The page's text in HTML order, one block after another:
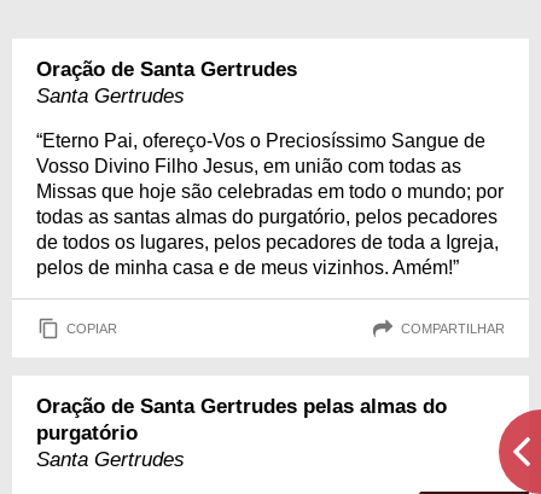
Oração de Santa Gertrudes
Santa Gertrudes
“Eterno Pai, ofereço-Vos o Preciosíssimo Sangue de
Vosso Divino Filho Jesus, em união com todas as
Missas que hoje são celebradas em todo o mundo; por
todas as santas almas do purgatório, pelos pecadores
de todos os lugares, pelos pecadores de toda a Igreja,
pelos de minha casa e de meus vizinhos. Amém!”
COPIAR COMPARTILHAR
Oração de Santa Gertrudes pelas almas do
purgatório
Santa Gertrudes